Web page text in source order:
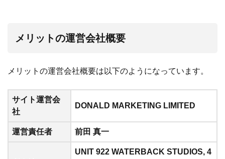
メリットの運営会社概要
メリットの運営会社概要は以下のようになっています。
サイト運営会
社
DONALD MARKETING LIMITED
運営責任者 前田 真一
UNIT 922 WATERBACK STUDIOS, 4